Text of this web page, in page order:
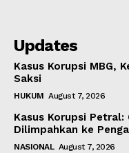
Updates
Kasus Korupsi MBG,
Saksi
HUKUM August 7, 2026
Kasus Korupsi Petral:
Dilimpahkan ke
NASIONAL August 7, 2026